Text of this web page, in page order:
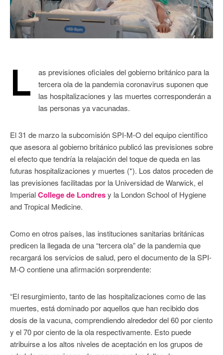
L
as previsiones oficiales del gobierno británico para la
tercera ola de la pandemia coronavirus suponen que
las hospitalizaciones y las muertes corresponderán a
las personas ya vacunadas.
El 31 de marzo la subcomisión SPI-M-O del equipo científico
que asesora al gobierno británico publicó las previsiones sobre
el efecto que tendría la relajación del toque de queda en las
futuras hospitalizaciones y muertes (*). Los datos proceden de
las previsiones facilitadas por la Universidad de Warwick, el
ImperialCollege de Londresy la London School of Hygiene
and Tropical Medicine.
Como en otros países, las instituciones sanitarias británicas
predicen la llegada de una “tercera ola” de la pandemia que
recargará los servicios de salud, pero el documento de la SPI-
M-O contiene una afirmación sorprendente:
“El resurgimiento, tanto de las hospitalizaciones como de las
muertes, está dominado por aquellos que han recibido dos
dosis de la vacuna, comprendiendo alrededor del 60 por ciento
y el 70 por ciento de la ola respectivamente. Esto puede
atribuirse a los altos niveles de aceptación en los grupos de